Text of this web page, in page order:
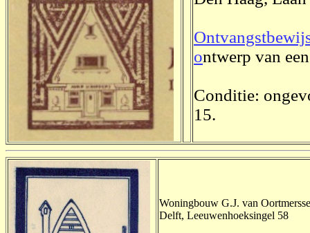
ontwerp van
Conditie:
15.
Woningbouw G.J. van
Delft, Leeuwenhoeksingel 58